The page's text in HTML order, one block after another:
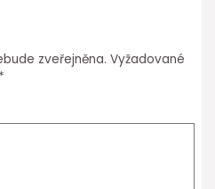
zveřejněna. Vyžadované
*